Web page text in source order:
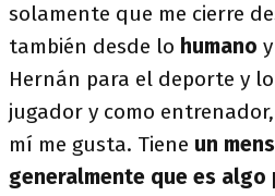
solamente que me cierre
también desde lo humano
Hernán para el deporte y
jugador y como
mí me gusta. Tiene un
generalmente que es